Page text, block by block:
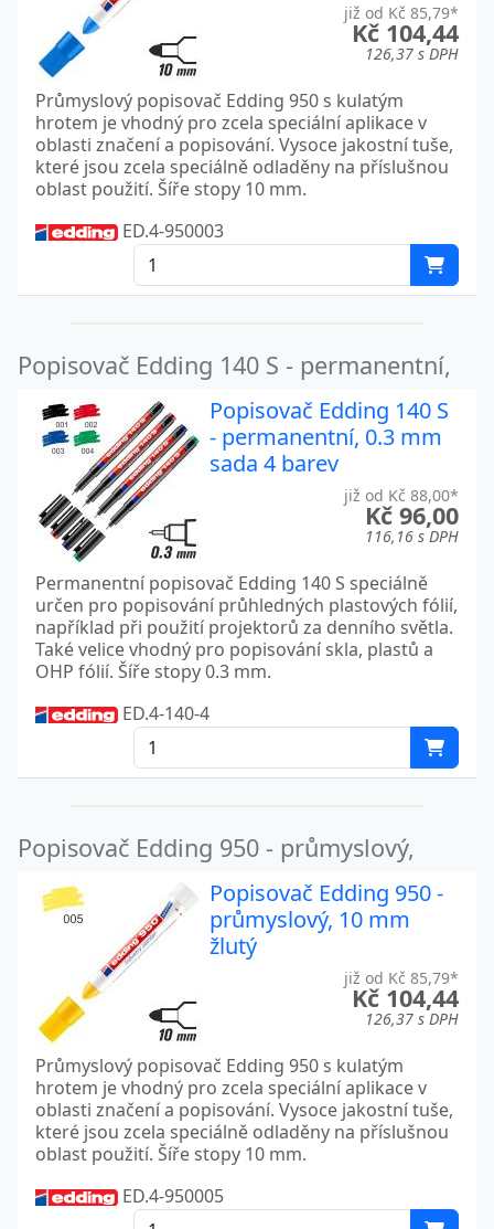
již od Kč 85,79*
Kč 104,44
126,37 s DPH
Průmyslový popisovač Edding 950 s kulatým
hrotem je vhodný pro zcela speciální aplikace v
oblasti značení a popisování. Vysoce jakostní tuše,
které jsou zcela speciálně odladěny na příslušnou
oblast použití. Šíře stopy 10 mm.
ED.4-950003
Popisovač Edding 140 S - permanentní,
Popisovač Edding 140 S
- permanentní, 0.3 mm
sada 4 barev
již od Kč 88,00*
Kč 96,00
116,16 s DPH
Permanentní popisovač Edding 140 S speciálně
určen pro popisování průhledných plastových fólií,
například při použití projektorů za denního světla.
Také velice vhodný pro popisování skla, plastů a
OHP fólií. Šíře stopy 0.3 mm.
ED.4-140-4
Popisovač Edding 950 - průmyslový,
Popisovač Edding 950 -
průmyslový, 10 mm
žlutý
již od Kč 85,79*
Kč 104,44
126,37 s DPH
Průmyslový popisovač Edding 950 s kulatým
hrotem je vhodný pro zcela speciální aplikace v
oblasti značení a popisování. Vysoce jakostní tuše,
které jsou zcela speciálně odladěny na příslušnou
oblast použití. Šíře stopy 10 mm.
ED.4-950005